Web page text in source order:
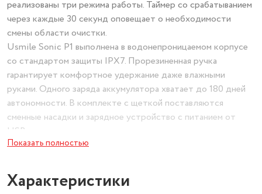
реализованы три режима работы. Таймер со срабатыванием
через каждые 30 секунд оповещает о необходимости
смены области очистки.
Usmile Sonic P1 выполнена в водонепроницаемом корпусе
со стандартом защиты IPX7. Прорезиненная ручка
гарантирует комфортное удержание даже влажными
руками. Одного заряда аккумулятора хватает до 180 дней
автономности. В комплекте с щеткой поставляются
сменные насадки и зарядное устройство с питанием от
USB.
Показать полностью
Характеристики